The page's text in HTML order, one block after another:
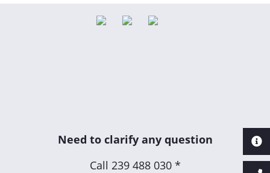
Need to clarify any question
Call 239 488 030 *